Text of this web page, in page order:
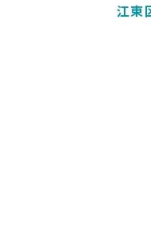
江東